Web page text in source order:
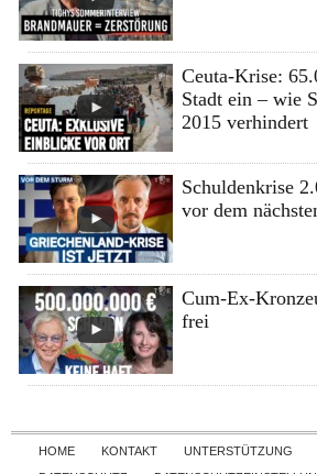
Ceuta-Krise:
Stadt ein – wie
2015 verhindert
Schuldenkrise
vor dem
Cum-Ex-
frei
Skip to
HOME KONTAKT UNTERSTÜTZUNG